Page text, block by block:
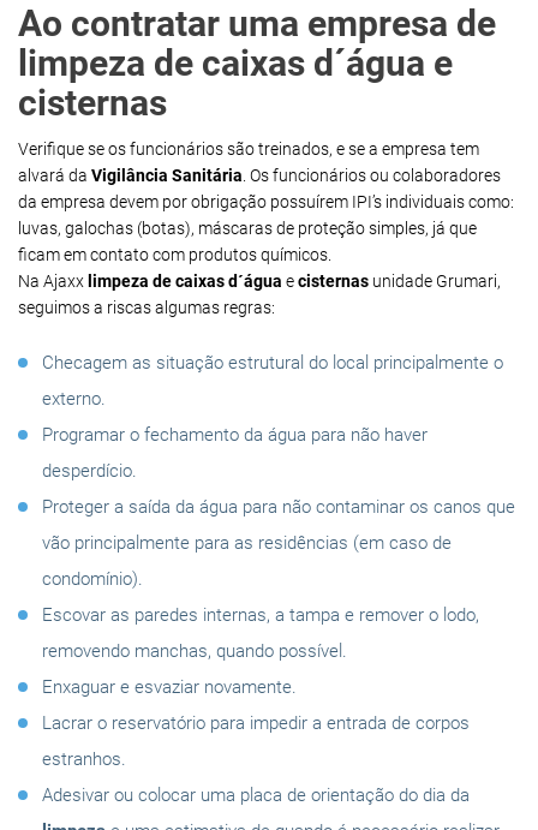
Ao contratar uma empresa de
limpeza de caixas d´água e
cisternas
Verifique se os funcionários são treinados, e se a empresa tem
alvará da Vigilância Sanitária . Os funcionários ou colaboradores
da empresa devem por obrigação possuírem IPI’s individuais como:
luvas, galochas (botas), máscaras de proteção simples, já que
ficam em contato com produtos químicos.
Na Ajaxx limpeza de caixas d´água ecisternas unidade Grumari,
seguimos a riscas algumas regras:
Checagem as situação estrutural do local principalmente o
externo.
Programar o fechamento da água para não haver
desperdício.
Proteger a saída da água para não contaminar os canos que
vão principalmente para as residências (em caso de
condomínio).
Escovar as paredes internas, a tampa e remover o lodo,
removendo manchas, quando possível.
Enxaguar e esvaziar novamente.
Lacrar o reservatório para impedir a entrada de corpos
estranhos.
Adesivar ou colocar uma placa de orientação do dia da